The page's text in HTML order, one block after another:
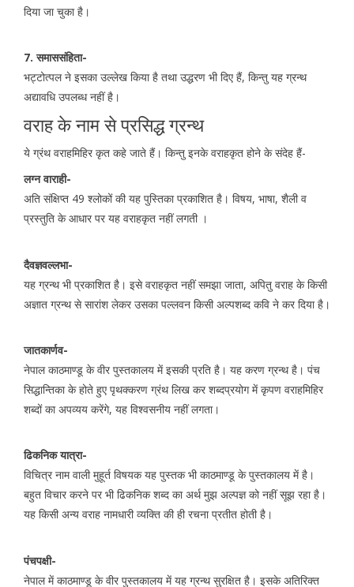
दिया जा चुका है।
7. समाससंहिता-
भट्टोत्पल ने इसका उल्लेख किया है तथा उद्धरण भी दिए हैं, किन्तु यह ग्रन्थ
अद्यावधि उपलब्ध नहीं है।
वराह के नाम से प्रसिद्ध ग्रन्थ
ये ग्रंथ वराहमिहिर कृत कहे जाते हैं। किन्तु इनके वराहकृत होने के संदेह हैं-
लग्न वाराही-
अति संक्षिप्त 49 श्लोकों की यह पुस्तिका प्रकाशित है। विषय, भाषा, शैली व
प्रस्तुति के आधार पर यह वराहकृत नहीं लगती ।
दैवज्ञवल्लभा-
यह ग्रन्थ भी प्रकाशित है। इसे वराहकृत नहीं समझा जाता, अपितु वराह के किसी
अज्ञात ग्रन्थ से सारांश लेकर उसका पल्लवन किसी अल्पशब्द कवि ने कर दिया है।
जातकार्णव-
नेपाल काठमाण्डू के वीर पुस्तकालय में इसकी प्रति है। यह करण ग्रन्थ है। पंच
सिद्धान्तिका के होते हुए पृथक्करण ग्रंथ लिख कर शब्दप्रयोग में कृपण वराहमिहिर
शब्दों का अपव्यय करेंगे, यह विश्वसनीय नहीं लगता।
ढिकनिक यात्रा-
विचित्र नाम वाली मुहूर्त विषयक यह पुस्तक भी काठमाण्डू के पुस्तकालय में है।
बहुत विचार करने पर भी ढिकनिक शब्द का अर्थ मुझ अल्पज्ञ को नहीं सूझ रहा है।
यह किसी अन्य वराह नामधारी व्यक्ति की ही रचना प्रतीत होती है।
पंचपक्षी-
नेपाल में काठमाण्डू के वीर पुस्तकालय में यह ग्रन्थ सुरक्षित है। इसके अतिरिक्त